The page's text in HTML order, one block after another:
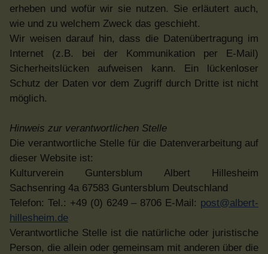
erheben und wofür wir sie nutzen. Sie erläutert auch,
wie und zu welchem Zweck das geschieht.
Wir weisen darauf hin, dass die Datenübertragung im
Internet (z.B. bei der Kommunikation per E-Mail)
Sicherheitslücken aufweisen kann. Ein lückenloser
Schutz der Daten vor dem Zugriff durch Dritte ist nicht
möglich.
Hinweis zur verantwortlichen Stelle
Die verantwortliche Stelle für die Datenverarbeitung auf
dieser Website ist:
Kulturverein Guntersblum Albert Hillesheim
Sachsenring 4a 67583 Guntersblum Deutschland
Telefon: Tel.: +49 (0) 6249 – 8706 E-Mail: post@albert-
hillesheim.de
Verantwortliche Stelle ist die natürliche oder juristische
Person, die allein oder gemeinsam mit anderen über die